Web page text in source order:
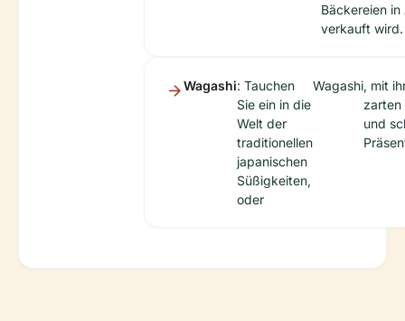
Bäckereien in
verkauft wird.
Wagashi: Tauchen
Sie ein in die
Welt der
traditionellen
japanischen
Süßigkeiten,
oder
Wagashi, mit
zarten
und